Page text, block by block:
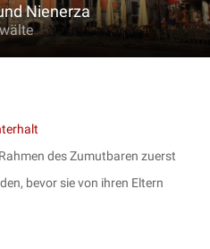
Nienerza
des Zumutbaren zuerst
bevor sie von ihren Eltern